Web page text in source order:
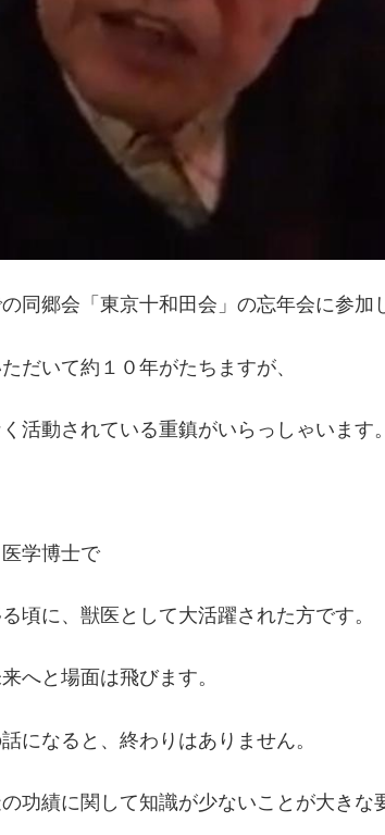
同郷会「東京十和田会」の忘年会に参加
だいて約１０年がたちますが、
活動されている重鎮がいらっしゃいます。
学博士で
頃に、獣医として大活躍された方です。
へと場面は飛びます。
になると、終わりはありません。
功績に関して知識が少ないことが大きな